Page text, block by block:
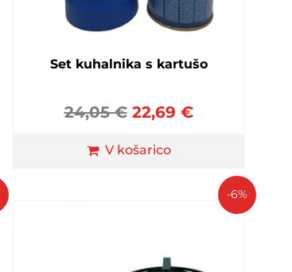
Set kuhalnika s kartušo
24,05€ 22,69 €
V košarico
-6%